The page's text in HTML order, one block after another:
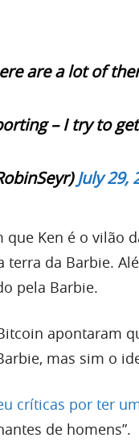
are a lot of
– I try to get
July 29,
que Ken é o vilão
terra da Barbie.
pela Barbie.
apontaram
mas sim o
críticas por ter
de homens”.